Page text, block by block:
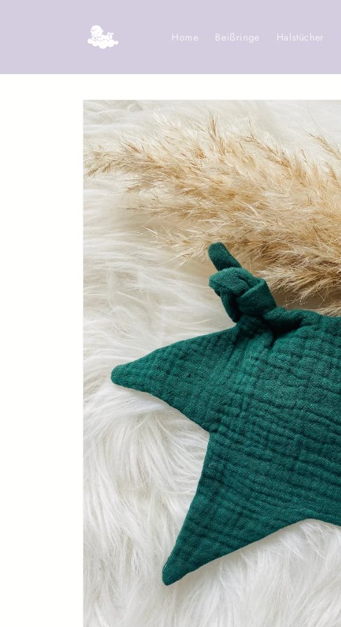
Home Beißringe Halstücher
Zu
Produktinformationen
springen